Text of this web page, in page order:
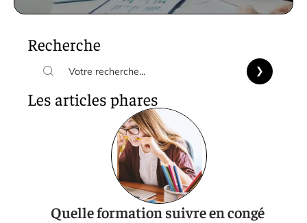
Recherche
Les articles phares
Quelle formation suivre en congé